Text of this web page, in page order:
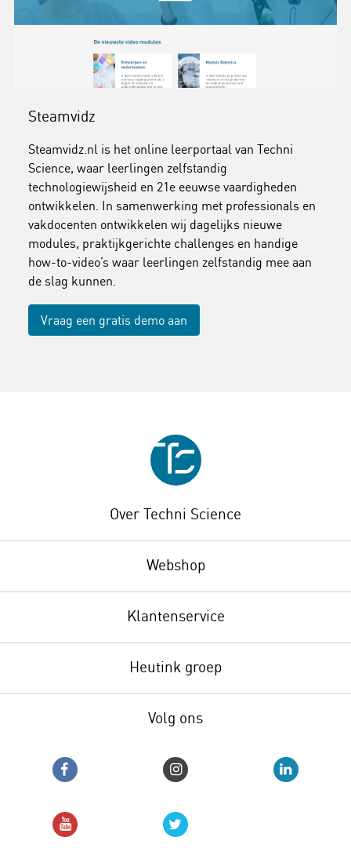
Steamvidz
Steamvidz.nl is het online leerportaal van Techni
Science, waar leerlingen zelfstandig
technologiewijsheid en 21e eeuwse vaardigheden
ontwikkelen. In samenwerking met professionals en
vakdocenten ontwikkelen wij dagelijks nieuwe
modules, praktijkgerichte challenges en handige
how-to-video’s waar leerlingen zelfstandig mee aan
de slag kunnen.
Vraag een gratis demo aan
Over Techni Science
Webshop
Klantenservice
Heutink groep
Volg ons